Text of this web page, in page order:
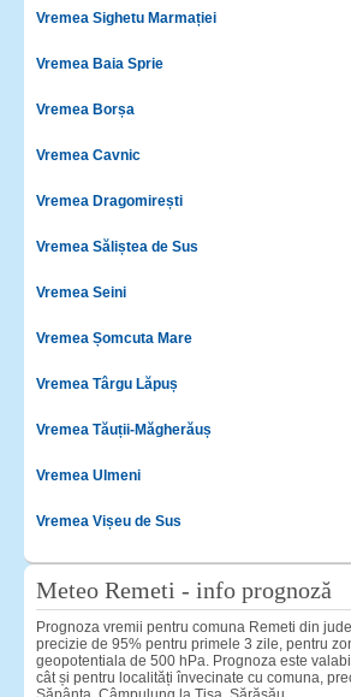
Vremea Sighetu Marmației
Vremea Baia Sprie
Vremea Borșa
Vremea Cavnic
Vremea Dragomirești
Vremea Săliștea de Sus
Vremea Seini
Vremea Șomcuta Mare
Vremea Târgu Lăpuș
Vremea Tăuții-Măgherăuș
Vremea Ulmeni
Vremea Vișeu de Sus
Meteo Remeti - info prognoză
Prognoza vremii pentru comuna Remeti din
precizie de 95% pentru primele 3 zile, pentru
geopotentiala de 500 hPa. Prognoza este
cât și pentru localități învecinate cu comuna,